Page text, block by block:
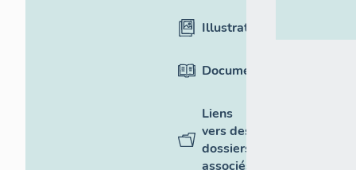
Illustrations
Documentation
Liens
vers des
dossiers
associés